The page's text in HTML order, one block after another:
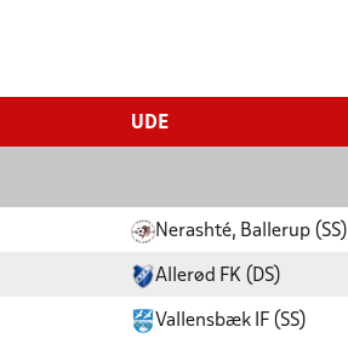
UDE
Nerashté, Ballerup (SS)
Allerød FK (DS)
Vallensbæk IF (SS)